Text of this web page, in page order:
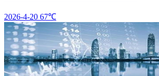
2026-4-20 67℃